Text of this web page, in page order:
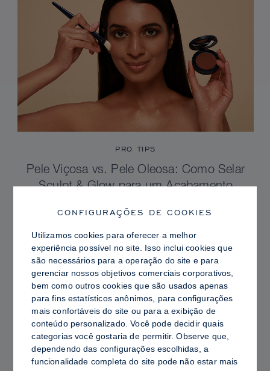
PRO TIPS
Pele Viçosa vs. Pele Oleosa: Como Selar
Sculpt & Glow para um Acabamento
CONFIGURAÇÕES DE COOKIES
Utilizamos cookies para oferecer a melhor
experiência possível no site. Isso inclui cookies que
são necessários para a operação do site e para
gerenciar nossos objetivos comerciais corporativos,
bem como outros cookies que são usados ​​apenas
para fins estatísticos anônimos, para configurações
mais confortáveis ​​do site ou para a exibição de
conteúdo personalizado. Você pode decidir quais
categorias você gostaria de permitir. Observe que,
dependendo das configurações escolhidas, a
funcionalidade completa do site pode não estar mais